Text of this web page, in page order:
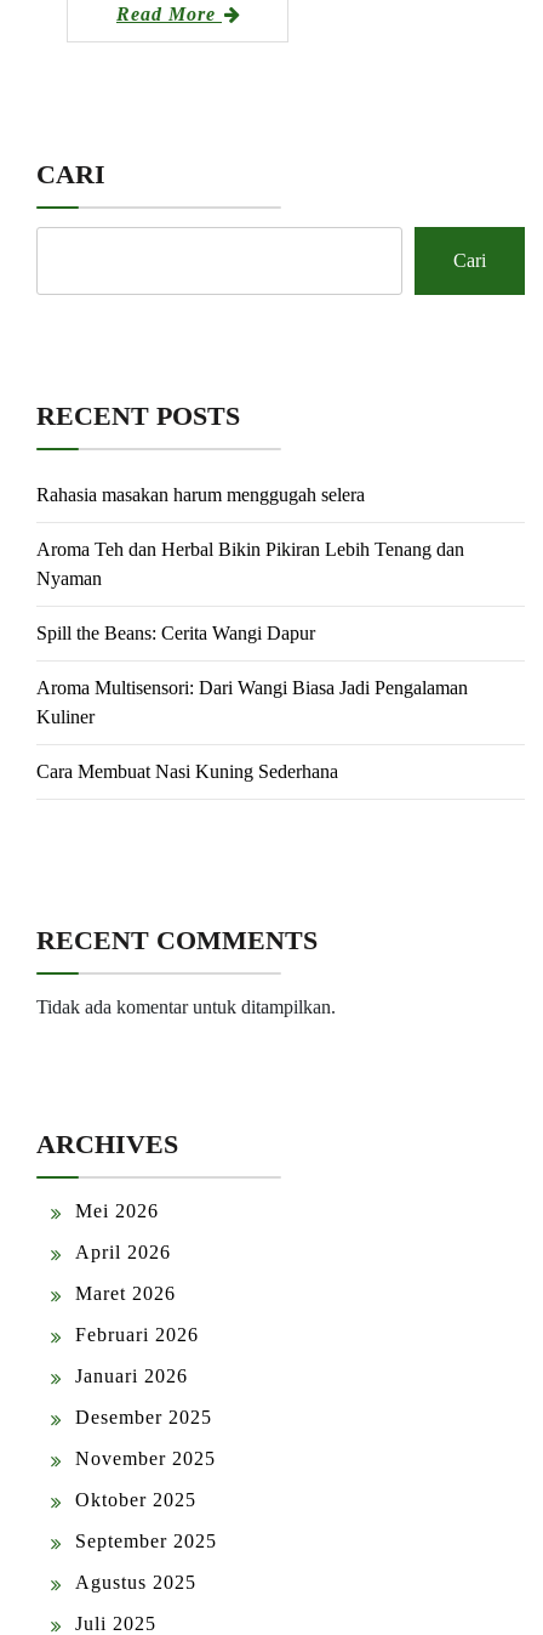
Read More
CARI
Cari
RECENT POSTS
Rahasia masakan harum menggugah selera
Aroma Teh dan Herbal Bikin Pikiran Lebih Tenang dan
Nyaman
Spill the Beans: Cerita Wangi Dapur
Aroma Multisensori: Dari Wangi Biasa Jadi Pengalaman
Kuliner
Cara Membuat Nasi Kuning Sederhana
RECENT COMMENTS
Tidak ada komentar untuk ditampilkan.
ARCHIVES
Mei 2026
April 2026
Maret 2026
Februari 2026
Januari 2026
Desember 2025
November 2025
Oktober 2025
September 2025
Agustus 2025
Juli 2025